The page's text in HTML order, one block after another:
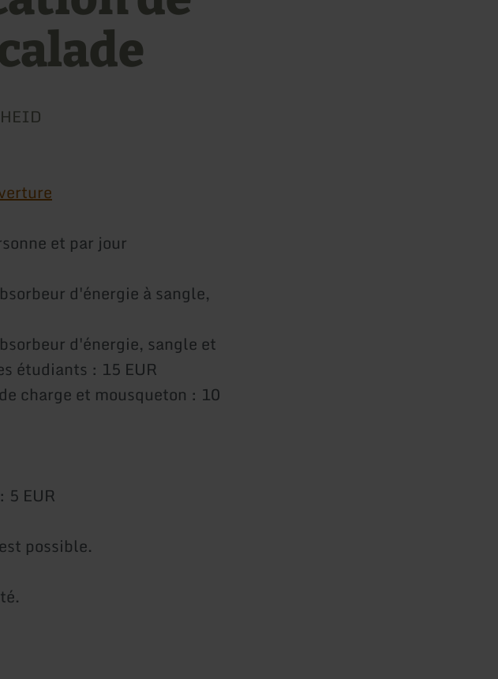
et par jour
d'énergie à sangle,
d'énergie, sangle et
étudiants : 15 EUR
charge et mousqueton : 10
5 EUR
possible.